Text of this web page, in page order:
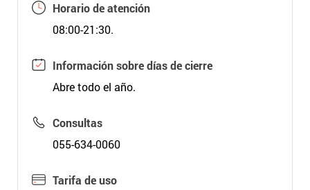
Horario de atención
08:00-21:30.
Información sobre días de cierre
Abre todo el año.
Consultas
055-634-0060
Tarifa de uso